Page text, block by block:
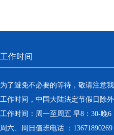
工作时间
为了避免不必要的等待，敬请注意
工作时间，中国大陆法定节假日除外
工作时间：周一至周五 早8：30-晚6
周六、周日值班电话 ：13671890269